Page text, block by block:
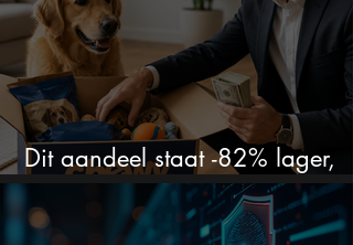
Dit aandeel staat -82% lager,
terwijl het bedrijf gewoon groeit